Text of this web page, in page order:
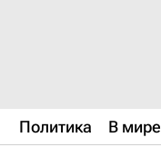
Политика В мире